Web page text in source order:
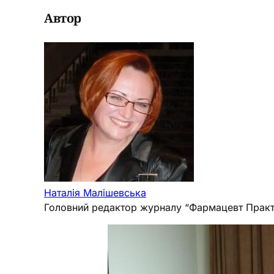
Автор
Наталія Малішевська
Головний редактор журналу “Фармацевт